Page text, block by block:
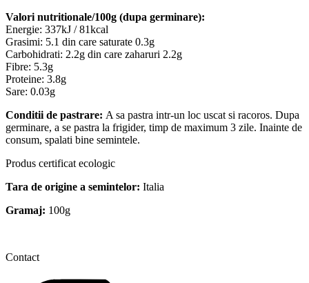
Valori nutritionale/100g (dupa germinare):
Energie: 337kJ / 81kcal
Grasimi: 5.1 din care saturate 0.3g
Carbohidrati: 2.2g din care zaharuri 2.2g
Fibre: 5.3g
Proteine: 3.8g
Sare: 0.03g
Conditii de pastrare: A sa pastra intr-un loc uscat si racoros. Dupa
germinare, a se pastra la frigider, timp de maximum 3 zile. Inainte de
consum, spalati bine semintele.
Produs certificat ecologic
Tara de origine a semintelor: Italia
Gramaj: 100g
Contact